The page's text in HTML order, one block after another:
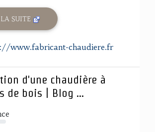
SUITE
www.fabricant-chaudiere.fr
d'une chaudière à
de bois | Blog ...